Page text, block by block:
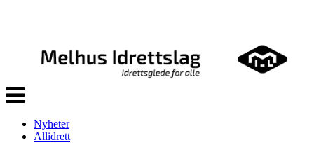
Veksle
navigasjon
Nyheter
Allidrett